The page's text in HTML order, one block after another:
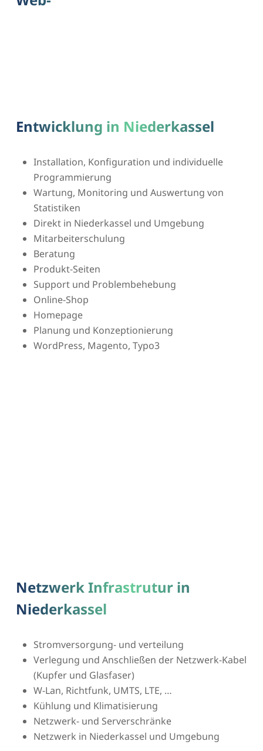
Entwicklung in Niederkassel
Installation, Konfiguration und individuelle
Programmierung
Wartung, Monitoring und Auswertung von
Statistiken
Direkt in Niederkassel und Umgebung
Mitarbeiterschulung
Beratung
Produkt-Seiten
Support und Problembehebung
Online-Shop
Homepage
Planung und Konzeptionierung
WordPress, Magento, Typo3
Netzwerk Infrastrutur in
Niederkassel
Stromversorgung- und verteilung
Verlegung und Anschließen der Netzwerk-Kabel
(Kupfer und Glasfaser)
W-Lan, Richtfunk, UMTS, LTE, …
Kühlung und Klimatisierung
Netzwerk- und Serverschränke
Netzwerk in Niederkassel und Umgebung